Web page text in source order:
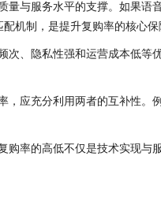
量与服务水平的支撑。如果
机制，是提升复购率的核心保
次、隐私性强和运营成本低
，应充分利用两者的互补性
购率的高低不仅是技术实现